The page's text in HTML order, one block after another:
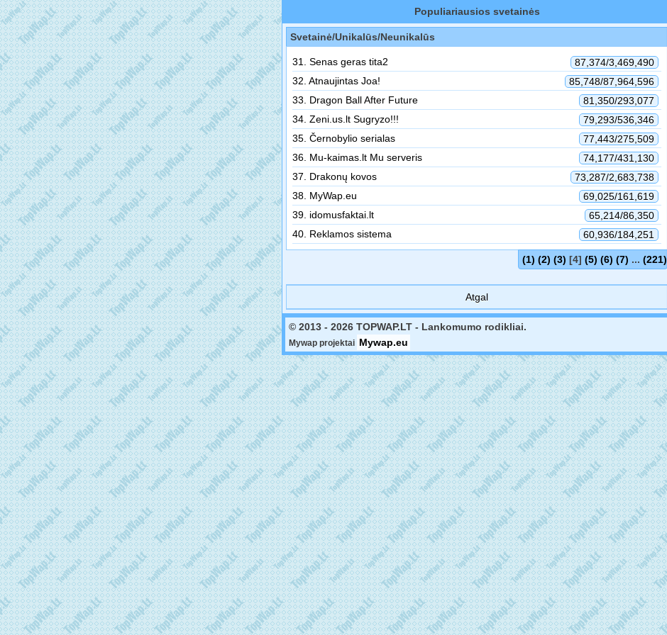
Populiariausios svetainės
Svetainė/Unikalūs/Neunikalūs
31. Senas geras tita2
87,374/3,469,490
32. Atnaujintas Joa!
85,748/87,964,596
33. Dragon Ball After Future
81,350/293,077
34. Zeni.us.lt Sugryzo!!!
79,293/536,346
35. Černobylio serialas
77,443/275,509
36. Mu-kaimas.lt Mu serveris
74,177/431,130
37. Drakonų kovos
73,287/2,683,738
38. MyWap.eu
69,025/161,619
39. idomusfaktai.lt
65,214/86,350
40. Reklamos sistema
60,936/184,251
(1) (2) (3) [4] (5) (6) (7) ... (221)
Atgal
© 2013 - 2026 TOPWAP.LT - Lankomumo rodikliai.
Mywap projektai Mywap.eu